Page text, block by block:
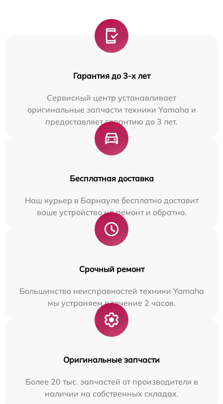
Гарантия до 3-х лет
Сервисный центр устанавливает
оригинальные запчасти техники Yamaha и
предоставляет гарантию до 3 лет.
Бесплатная доставка
Наш курьер в Барнауле бесплатно доставит
ваше устройство на ремонт и обратно.
Срочный ремонт
Большинство неисправностей техники Yamaha
мы устраняем в течение 2 часов.
Оригинальные запчасти
Более 20 тыс. запчастей от производителя в
наличии на собственных складах.